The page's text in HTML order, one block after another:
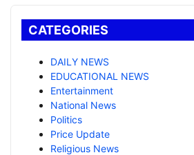
CATEGORIES
DAILY NEWS
EDUCATIONAL NEWS
Entertainment
National News
Politics
Price Update
Religious News